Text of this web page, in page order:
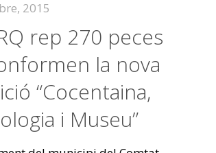
2015
rep 270 peces
la nova
“Cocentaina,
i Museu”